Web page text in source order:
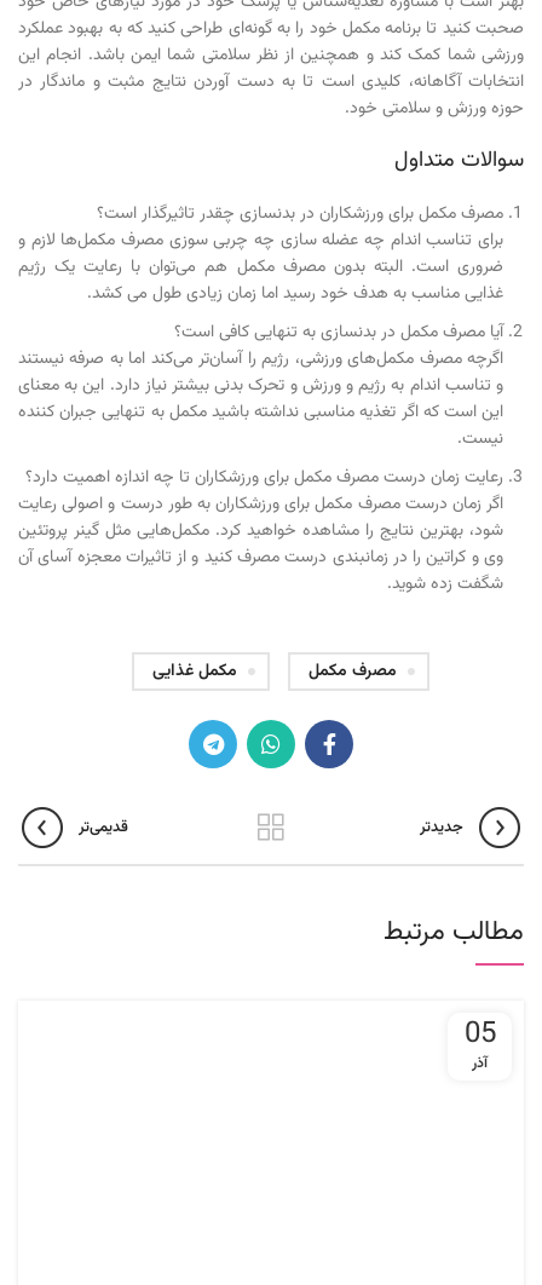
صحبت کنید تا برنامه مکمل خود را به گونه‌ای طراحی کنید که به بهبود عملکرد
ورزشی شما کمک کند و همچنین از نظر سلامتی شما ایمن باشد. انجام این
انتخابات آگاهانه، کلیدی است تا به دست آوردن نتایج مثبت و ماندگار در
حوزه ورزش و سلامتی خود.
سوالات متداول
مصرف مکمل برای ورزشکاران در بدنسازی چقدر تاثیرگذار است؟
برای تناسب اندام چه عضله سازی چه چربی سوزی مصرف مکمل‌ها لازم و
ضروری است. البته بدون مصرف مکمل هم می‌توان با رعایت یک رژیم
غذایی مناسب به هدف خود رسید اما زمان زیادی طول می کشد.
آیا مصرف مکمل در بدنسازی به تنهایی کافی است؟
اگرچه مصرف مکمل‌های ورزشی، رژیم را آسان‌تر می‌کند اما به صرفه نیستند
و تناسب اندام به رژیم و ورزش و تحرک بدنی بیشتر نیاز دارد. این به معنای
این است که اگر تغذیه مناسبی نداشته باشید مکمل به تنهایی جبران کننده
نیست.
رعایت زمان درست مصرف مکمل برای ورزشکاران تا چه اندازه اهمیت دارد؟
اگر زمان درست مصرف مکمل برای ورزشکاران به طور درست و اصولی رعایت
شود، بهترین نتایج را مشاهده خواهید کرد. مکمل‌هایی مثل گینر پروتئین
وی و کراتین را در زمانبندی درست مصرف کنید و از تاثیرات معجزه آسای آن
شگفت زده شوید.
مصرف مکمل مکمل غذایی
جدیدتر قدیمی‌تر
مطالب مرتبط
05
آذر